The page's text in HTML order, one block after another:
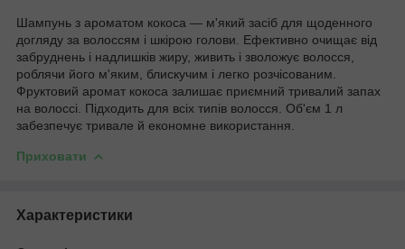
Шампунь з ароматом кокоса — м'який засіб для щоденного
догляду за волоссям і шкірою голови. Ефективно очищає від
забруднень і надлишків жиру, живить і зволожує волосся,
роблячи його м'яким, блискучим і легко розчісованим.
Фруктовий аромат кокоса залишає приємний тривалий запах
на волоссі. Підходить для всіх типів волосся. Об'єм 1 л
забезпечує тривале й економне використання.
Приховати
Характеристики